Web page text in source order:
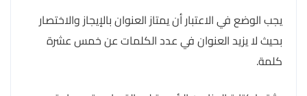
يجب الوضع في الاعتبار أن يمتاز العنوان بالإيجاز والاختصار
بحيث لا يزيد العنوان في عدد الكلمات عن خمس عشرة
كلمة.